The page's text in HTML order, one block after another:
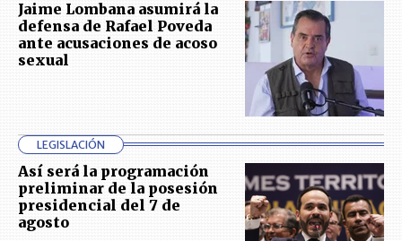
Jaime Lombana asumirá la
defensa de Rafael Poveda
ante acusaciones de acoso
sexual
LEGISLACIÓN
Así será la programación
preliminar de la posesión
presidencial del 7 de
agosto